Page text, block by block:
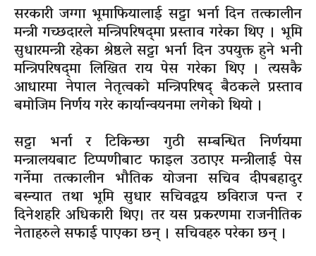
सरकारी जग्गा भूमाफियालाई सट्टा भर्ना दिन तत्कालीन
मन्त्री गच्छदारले मन्त्रिपरिषद्‌मा प्रस्ताव गरेका थिए । भूमि
सुधारमन्त्री रहेका श्रेष्ठले सट्टा भर्ना दिन उपयुक्त हुने भनी
मन्त्रिपरिषद्‌मा लिखित राय पेस गरेका थिए । त्यसकै
आधारमा नेपाल नेतृत्वको मन्त्रिपरिषद् बैठकले प्रस्ताव
बमोजिम निर्णय गरेर कार्यान्वयनमा लगेको थियो ।
सट्टा भर्ना र टिकिन्छा गुठी सम्बन्धित निर्णयमा
मन्त्रालयबाट टिप्पणीबाट फाइल उठाएर मन्त्रीलाई पेस
गर्नेमा तत्कालीन भौतिक योजना सचिव दीपबहादुर
बस्न्यात तथा भूमि सुधार सचिवद्वय छविराज पन्त र
दिनेशहरि अधिकारी थिए। तर यस प्रकरणमा राजनीतिक
नेताहरुले सफाई पाएका छन् । सचिवहरु परेका छन् ।